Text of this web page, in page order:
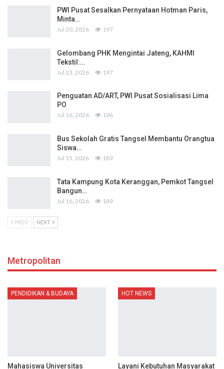
PWI Pusat Sesalkan Pernyataan Hotman Paris,
Minta…
Jul 20, 2026 197
Gelombang PHK Mengintai Jateng, KAHMI
Tekstil:…
Jul 23, 2026 197
Penguatan AD/ART, PWI Pusat Sosialisasi Lima
PO
Jul 16, 2026 196
Bus Sekolah Gratis Tangsel Membantu Orangtua
Siswa…
Jul 15, 2026 189
Tata Kampung Kota Keranggan, Pemkot Tangsel
Bangun…
Jul 16, 2026 189
PREV NEXT
Metropolitan
PENDIDIKAN & BUDAYA
Mahasiswa Universitas
HOT NEWS
Layani Kebutuhan Masyarakat